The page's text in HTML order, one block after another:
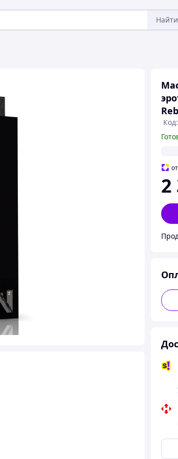
Найти
от
2